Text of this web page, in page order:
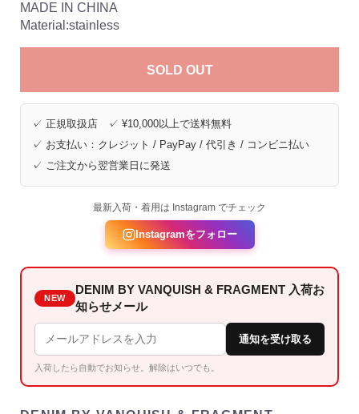
MADE IN CHINA
Material:stainless
SOLD OUT
✓ 正規取扱店 ✓ ¥10,000以上で送料無料
✓ お支払い：クレジット / PayPay / 代引き / コンビニ払い
✓ ご注文から翌営業日に発送
最新入荷・着用は Instagram でチェック
Instagramをフォロー
NEW
DENIM BY VANQUISH & FRAGMENT 入荷お
知らせメール
通知を受け取る
入荷したら自動でお知らせ。解除はいつでも。